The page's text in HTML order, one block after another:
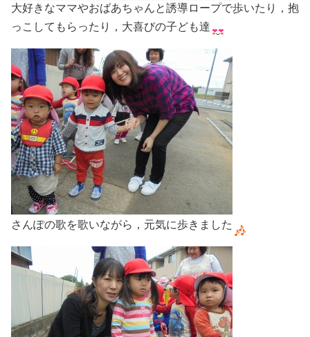
大好きなママやおばあちゃんと誘導ロープで歩いたり，抱
っこしてもらったり，大喜びの子ども達
さんぽの歌を歌いながら，元気に歩きました